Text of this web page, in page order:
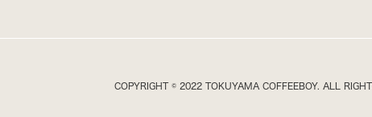
COPYRIGHT © 2022 TOKUYAMA COFFEEBOY. ALL